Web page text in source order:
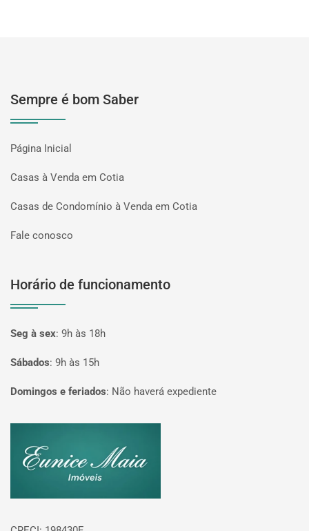
Sempre é bom Saber
Página Inicial
Casas à Venda em Cotia
Casas de Condomínio à Venda em Cotia
Fale conosco
Horário de funcionamento
Seg à sex: 9h às 18h
Sábados: 9h às 15h
Domingos e feriados: Não haverá expediente